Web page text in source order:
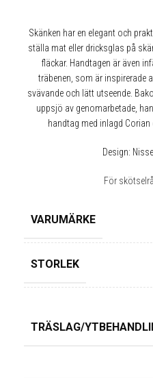
Skänken har en elegant och
ställa mat eller dricksglas på
fläckar. Handtagen är även
träbenen, som är inspirerade
svävande och lätt utseende.
uppsjö av genomarbetade,
handtag med inlagd
Design:
För
VARUMÄRKE
STORLEK
TRÄSLAG/